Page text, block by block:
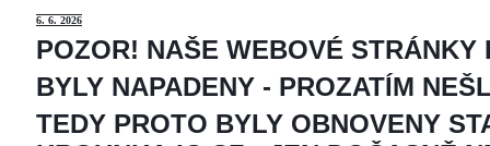
6. 6. 2026
POZOR! NAŠE WEBOVÉ STRÁNKY
BYLY NAPADENY - PROZATÍM
TEDY PROTO BYLY OBNOVENY